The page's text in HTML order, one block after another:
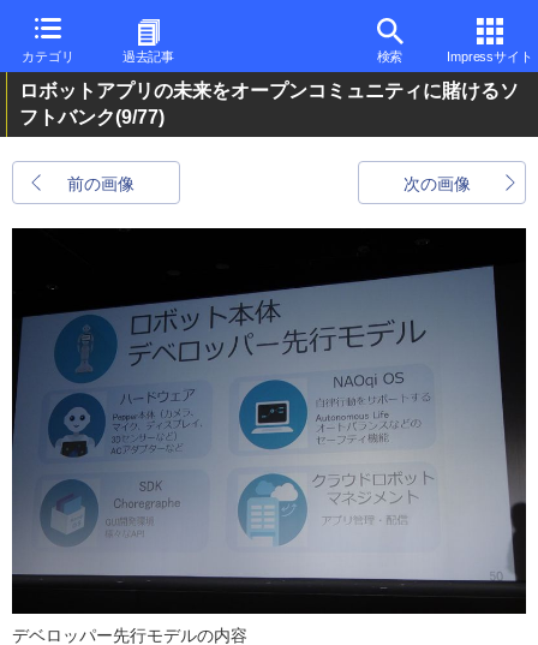
カテゴリ 過去記事 検索 Impressサイト
ロボットアプリの未来をオープンコミュニティに賭けるソ
フトバンク(9/77)
前の画像 次の画像
デベロッパー先行モデルの内容